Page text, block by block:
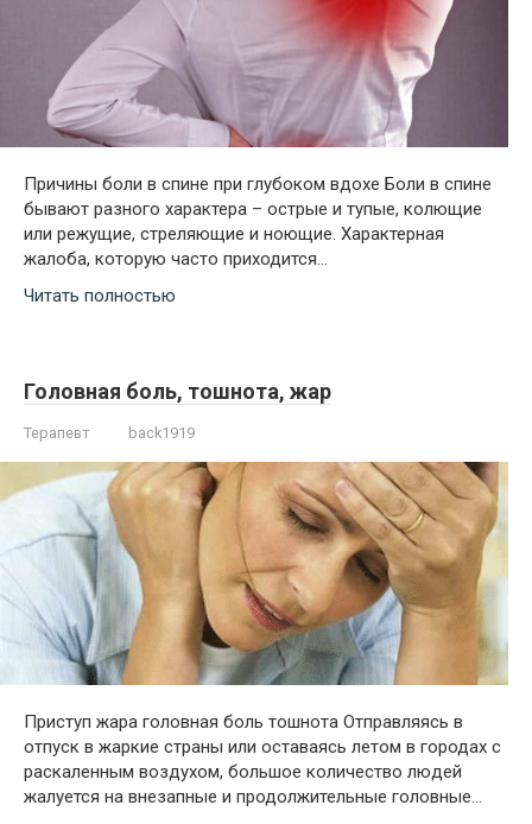
Причины боли в спине при глубоком вдохе Боли в спине
бывают разного характера – острые и тупые, колющие
или режущие, стреляющие и ноющие. Характерная
жалоба, которую часто приходится…
Читать полностью
Головная боль, тошнота, жар
Терапевт back1919
Приступ жара головная боль тошнота Отправляясь в
отпуск в жаркие страны или оставаясь летом в городах с
раскаленным воздухом, большое количество людей
жалуется на внезапные и продолжительные головные…